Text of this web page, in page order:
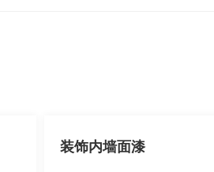
装饰内墙面漆